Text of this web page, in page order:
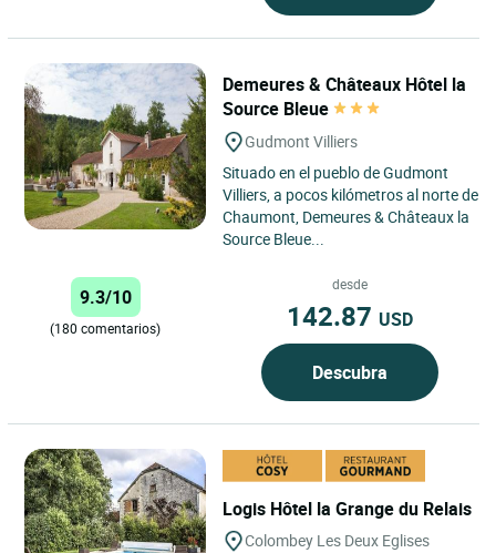
Demeures & Châteaux Hôtel la
Source Bleue
Gudmont Villiers
Situado en el pueblo de Gudmont
Villiers, a pocos kilómetros al norte de
Chaumont, Demeures & Châteaux la
Source Bleue...
9.3/10
(180 comentarios)
desde
142.87 USD
Descubra
Logis Hôtel la Grange du Relais
Colombey Les Deux Eglises